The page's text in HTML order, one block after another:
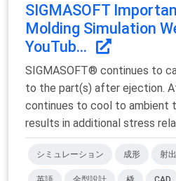
SIGMASOFT
Molding Simulation
YouTub...
SIGMASOFT® continues to
to the part(s) after ejection.
continues to cool to ambient
results in additional stress
シミュレーション 成形 射